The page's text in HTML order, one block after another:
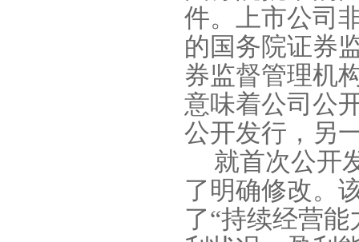
件。上市公司
的国务院证券
券监督管理机
意味着公司公
公开发行，另
就首次公开
了明确修改。
了“持续经营